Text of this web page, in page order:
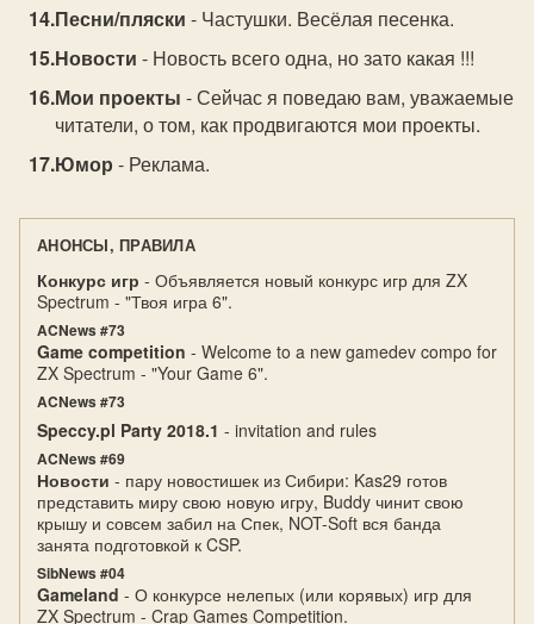
Песни/пляски - Частушки. Весёлая песенка.
Новости - Новость всего одна, но зато какая !!!
Мои проекты - Сейчас я поведаю вам, уважаемые
читатели, о том, как продвигаются мои проекты.
Юмор - Реклама.
АНОНСЫ, ПРАВИЛА
Конкурс игр - Объявляется новый конкурс игр для ZX
Spectrum - "Твоя игра 6".
ACNews #73
Game competition - Welcome to a new gamedev compo for
ZX Spectrum - "Your Game 6".
ACNews #73
Speccy.pl Party 2018.1 - invitation and rules
ACNews #69
Новости - пару новостишек из Сибири: Kas29 готов
представить миру свою новую игру, Buddy чинит свою
крышу и совсем забил на Спек, NOT-Soft вся банда
занята подготовкой к CSP.
SibNews #04
Gameland - О конкурсе нелепых (или корявых) игр для
ZX Spectrum - Crap Games Competition.